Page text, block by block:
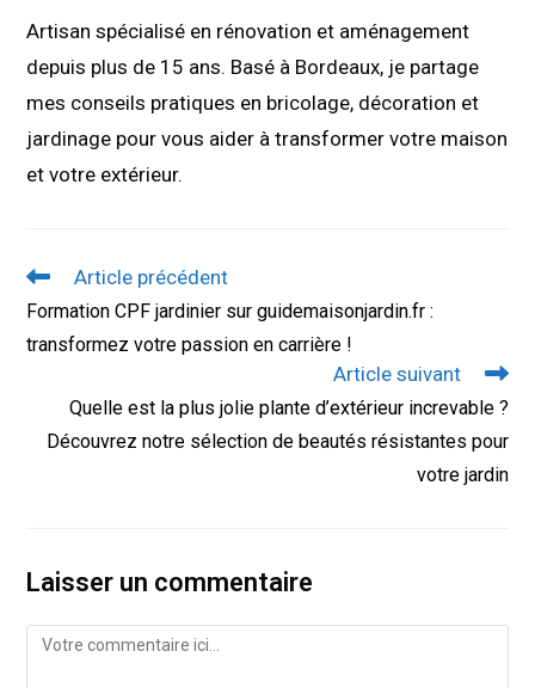
Artisan spécialisé en rénovation et aménagement
depuis plus de 15 ans. Basé à Bordeaux, je partage
mes conseils pratiques en bricolage, décoration et
jardinage pour vous aider à transformer votre maison
et votre extérieur.
Read
articles
Article précédent
Formation CPF jardinier sur guidemaisonjardin.fr :
transformez votre passion en carrière !
Article suivant
Quelle est la plus jolie plante d’extérieur increvable ?
Découvrez notre sélection de beautés résistantes pour
votre jardin
Laisser un commentaire
Comment